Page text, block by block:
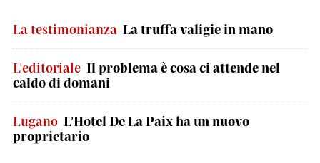
La testimonianza La truffa valigie in mano
L'editoriale Il problema è cosa ci attende nel
caldo di domani
Lugano L’Hotel De La Paix ha un nuovo
proprietario